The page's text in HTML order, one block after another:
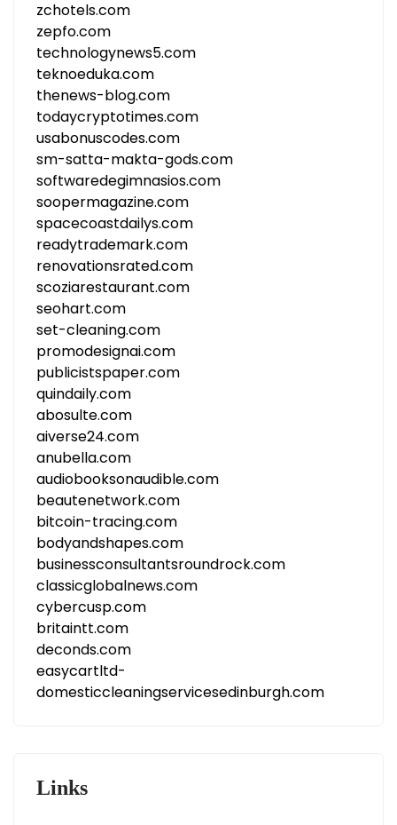
zchotels.com
zepfo.com
technologynews5.com
teknoeduka.com
thenews-blog.com
todaycryptotimes.com
usabonuscodes.com
sm-satta-makta-gods.com
softwaredegimnasios.com
soopermagazine.com
spacecoastdailys.com
readytrademark.com
renovationsrated.com
scoziarestaurant.com
seohart.com
set-cleaning.com
promodesignai.com
publicistspaper.com
quindaily.com
abosulte.com
aiverse24.com
anubella.com
audiobooksonaudible.com
beautenetwork.com
bitcoin-tracing.com
bodyandshapes.com
businessconsultantsroundrock.com
classicglobalnews.com
cybercusp.com
britaintt.com
deconds.com
easycartltd-
domesticcleaningservicesedinburgh.com
Links